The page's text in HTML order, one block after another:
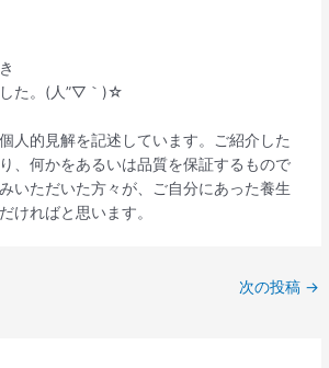
た。(人”▽｀)☆
人的見解を記述しています。ご紹介した
、何かをあるいは品質を保証するもので
いただいた方々が、ご自分にあった養生
ければと思います。
次の投稿 →